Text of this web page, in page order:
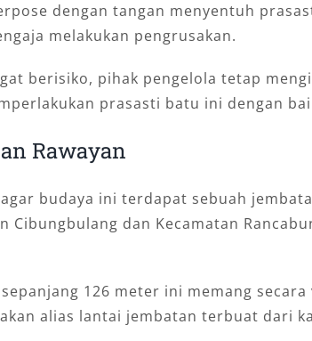
dengan tangan menyentuh
melakukan pengrusakan.
berisiko, pihak pengelola tetap
prasasti batu ini dengan
Rawayan
budaya ini terdapat sebuah
Cibungbulang dan Kecamatan
sepanjang 126 meter ini memang
alias lantai jembatan terbuat dari